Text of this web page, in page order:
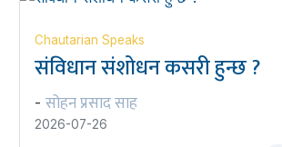
Chautarian Speaks
संविधान संशोधन कसरी हुन्छ ?
- सोहन प्रसाद साह
2026-07-26